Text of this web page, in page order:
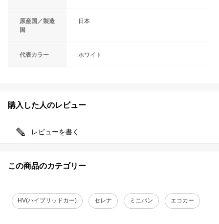
原産国／製造
国
日本
代表カラー ホワイト
購入した人のレビュー
レビューを書く
この商品のカテゴリー
HV(ハイブリッドカー) セレナ ミニバン エコカー